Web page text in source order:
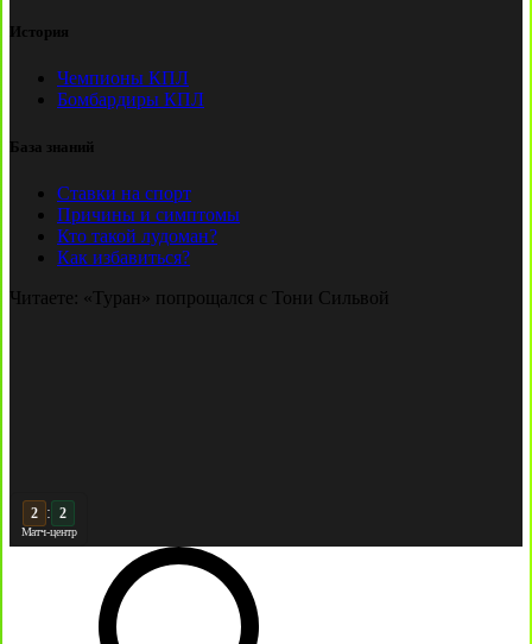
История
Чемпионы КПЛ
Бомбардиры КПЛ
База знаний
Ставки на спорт
Причины и симптомы
Кто такой лудоман?
Как избавиться?
Читаете: «Туран» попрощался с Тони Сильвой
3 :
Матч-центр